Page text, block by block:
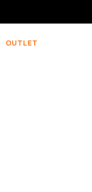
OUTLET